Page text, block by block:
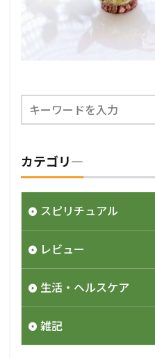
カテゴリ―
スピリチュアル
レビュー
生活・ヘルスケア
雑記